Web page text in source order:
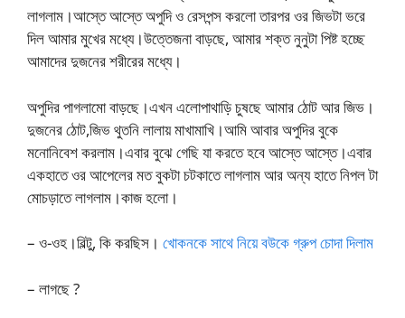
লাগলাম।আস্তে আস্তে অপুদি ও রেসপন্স করলো তারপর ওর জিভটা ভরে
দিল আমার মুখের মধ্যে।উত্তেজনা বাড়ছে, আমার শক্ত নুনুটা পিষ্ট হচ্ছে
আমাদের দুজনের শরীরের মধ্যে।
অপুদির পাগলামো বাড়ছে।এখন এলোপাথাড়ি চুষছে আমার ঠোট আর জিভ।
দুজনের ঠোট,জিভ থুতনি লালায় মাখামাখি।আমি আবার অপুদির বুকে
মনোনিবেশ করলাম।এবার বুঝে গেছি যা করতে হবে আস্তে আস্তে।এবার
একহাতে ওর আপেলের মত বুকটা চটকাতে লাগলাম আর অন্য হাতে নিপল টা
মোচড়াতে লাগলাম।কাজ হলো।
– ও-ওহ।বিল্টু, কি করছিস। খোকনকে সাথে নিয়ে বউকে গ্রুপ চোদা দিলাম
– লাগছে ?